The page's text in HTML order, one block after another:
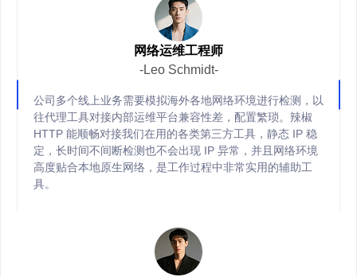
网络运维工程师
-Leo Schmidt-
公司多个线上业务需要模拟海外各地网络环境进行检测，以
往代理工具对接内部运维平台兼容性差，配置繁琐。辣椒
HTTP 能顺畅对接我们在用的各类第三方工具，静态 IP 稳
定，长时间不间断检测也不会出现 IP 异常，并且网络环境
高度贴合本地原生网络，是工作过程中非常实用的辅助工
具。